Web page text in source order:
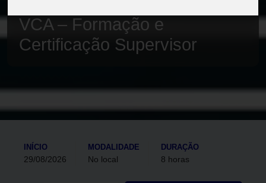
VCA – Formação e
Certificação Supervisor
INÍCIO
29/08/2026
MODALIDADE
No local
DURAÇÃO
8 horas